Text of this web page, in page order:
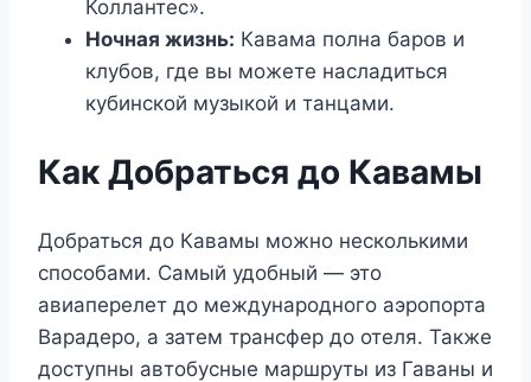
Коллантес».
Ночная жизнь: Кавама полна баров и
клубов, где вы можете насладиться
кубинской музыкой и танцами.
Как Добраться до Кавамы
Добраться до Кавамы можно несколькими
способами. Самый удобный — это
авиаперелет до международного аэропорта
Варадеро, а затем трансфер до отеля. Также
доступны автобусные маршруты из Гаваны и